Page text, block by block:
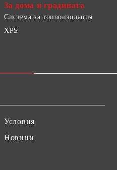
За дома и градината
Система за топлоизолация
XPS
Условия
Новини